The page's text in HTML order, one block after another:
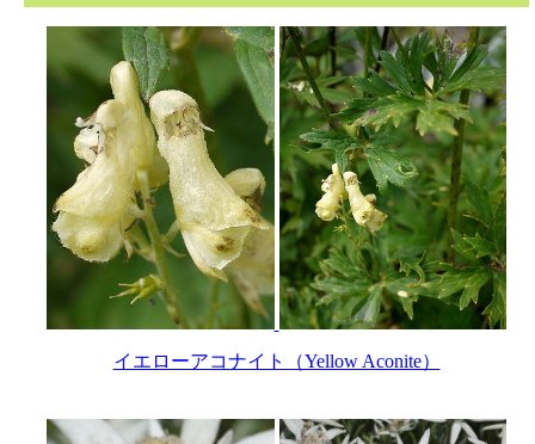
イエローアコナイト（Yellow Aconite）